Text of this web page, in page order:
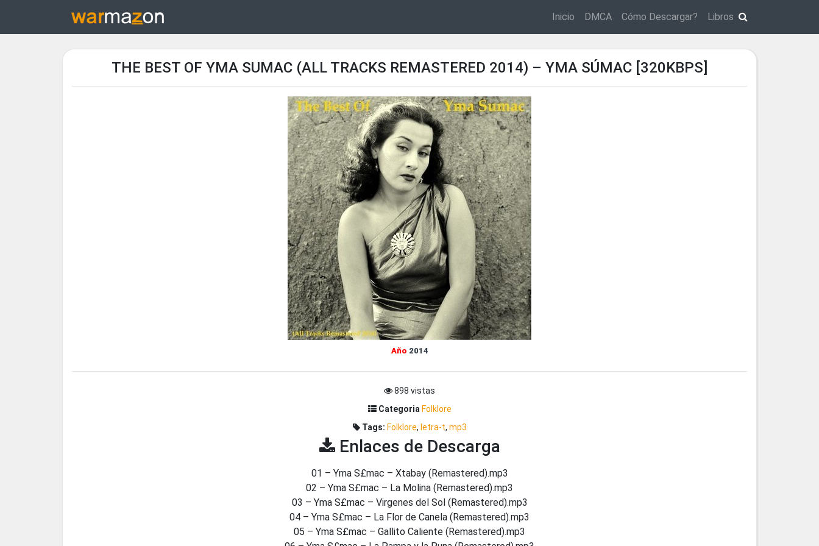
Inicio DMCA Cómo Descargar? Libros
THE BEST OF YMA SUMAC (ALL TRACKS REMASTERED 2014) – YMA SÚMAC [320KBPS]
Año 2014
898 vistas
Categoria Folklore
Tags: Folklore, letra-t, mp3
Enlaces de Descarga
01 – Yma S£mac – Xtabay (Remastered).mp3
02 – Yma S£mac – La Molina (Remastered).mp3
03 – Yma S£mac – Virgenes del Sol (Remastered).mp3
04 – Yma S£mac – La Flor de Canela (Remastered).mp3
05 – Yma S£mac – Gallito Caliente (Remastered).mp3